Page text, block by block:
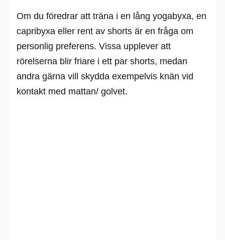
Om du föredrar att träna i en lång yogabyxa, en
capribyxa eller rent av shorts är en fråga om
personlig preferens. Vissa upplever att
rörelserna blir friare i ett par shorts, medan
andra gärna vill skydda exempelvis knän vid
kontakt med mattan/ golvet.